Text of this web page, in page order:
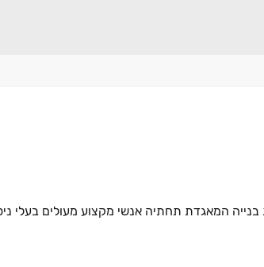
בע”מ היא חברת בנייה המאגדת תחתיה אנשי מקצוע